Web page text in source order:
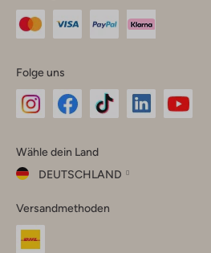
Folge uns
Instagram
Facebook
TikTok
Wähle dein Land
DEUTSCHLAND
dein
Land
Versandmethoden